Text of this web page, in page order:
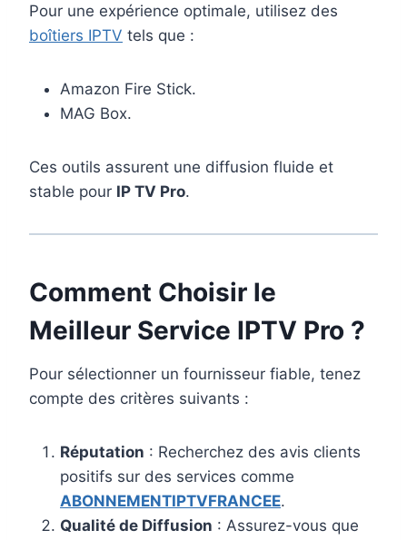
Pour une expérience optimale, utilisez des
boîtiers IPTV tels que :
Amazon Fire Stick.
MAG Box.
Ces outils assurent une diffusion fluide et
stable pour IP TV Pro.
Comment Choisir le
Meilleur Service IPTV Pro ?
Pour sélectionner un fournisseur fiable, tenez
compte des critères suivants :
Réputation : Recherchez des avis clients
positifs sur des services comme
ABONNEMENTIPTVFRANCEE.
Qualité de Diffusion : Assurez-vous que